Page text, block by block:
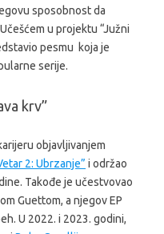
sposobnost da
u projektu “Južni
pesmu koja je
serije.
krv”
objavljivanjem
2: Ubrzanje” i održao
Takođe je učestvovao
Guettom, a njegov EP
U 2022. i 2023. godini,